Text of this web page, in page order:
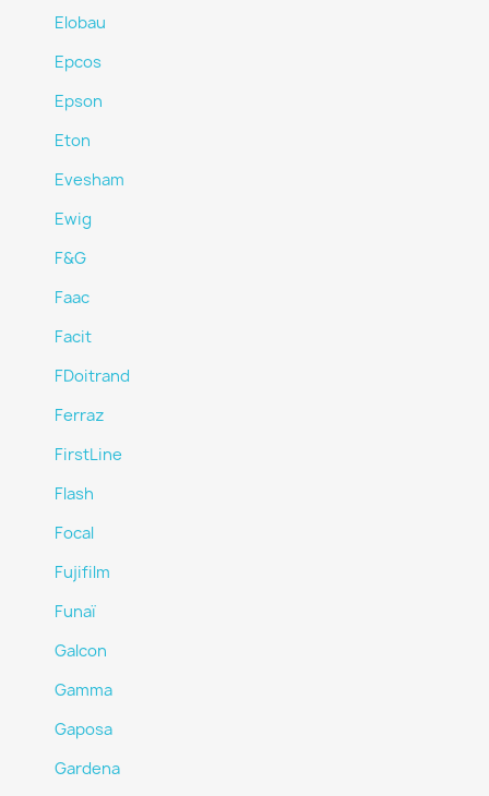
Elobau
Epcos
Epson
Eton
Evesham
Ewig
F&G
Faac
Facit
FDoitrand
Ferraz
FirstLine
Flash
Focal
Fujifilm
Funaï
Galcon
Gamma
Gaposa
Gardena